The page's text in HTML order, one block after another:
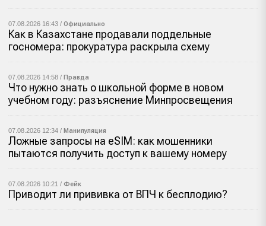
07.08.2026 16:43 / Официально
Как в Казахстане продавали поддельные
госномера: прокуратура раскрыла схему
07.08.2026 14:58 / Правда
Что нужно знать о школьной форме в новом
учебном году: разъяснение Минпросвещения
07.08.2026 12:34 / Манипуляция
Ложные запросы на eSIM: как мошенники
пытаются получить доступ к вашему номеру
07.08.2026 10:21 / Фейк
Приводит ли прививка от ВПЧ к бесплодию?